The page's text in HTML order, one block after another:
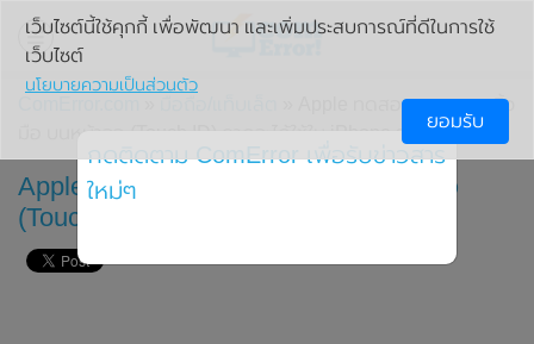
» Apple ทดสอบแสกนลายนิ้ว
มือ บนหน้าจอ (Touch ID) คาดจะได้ใช้ใน iPhone รุ่นหน้า
Apple ทดสอบแสกนลายนิ้วมือ บนหน้าจอ
(Touch ID) คาดจะได้ใช้ใน iPhone รุ่นหน้า
เว็บไซต์นี้ใช้คุกกี้ เพื่อพัฒนา และเพิ่มประสบการณ์ที่ดีในการใช้
เว็บไซต์
นโยบายความเป็นส่วนตัว
ยอมรับ
กดติดตาม ComError เพื่อรับข่าวสาร
ใหม่ๆ